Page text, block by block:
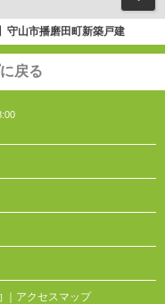
守山市播磨田町新築戸建
戻る
｜アクセスマップ